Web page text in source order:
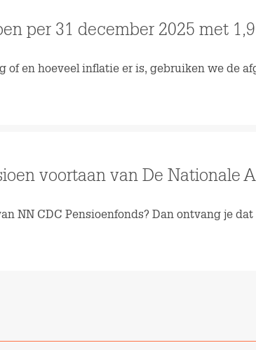
per 31 december 2025 met
of en hoeveel inflatie er is, gebruiken we de
voortaan van De Nationale
NN CDC Pensioenfonds? Dan ontvang je